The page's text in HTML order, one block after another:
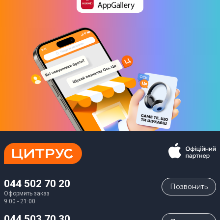
044 502 70 20
Оформить заказ
9:00 - 21:00
Позвонить